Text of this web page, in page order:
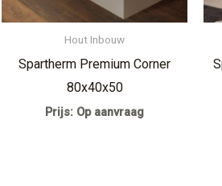
Hout Inbouw
Spartherm Premium Corner
80x40x50
Prijs: Op aanvraag